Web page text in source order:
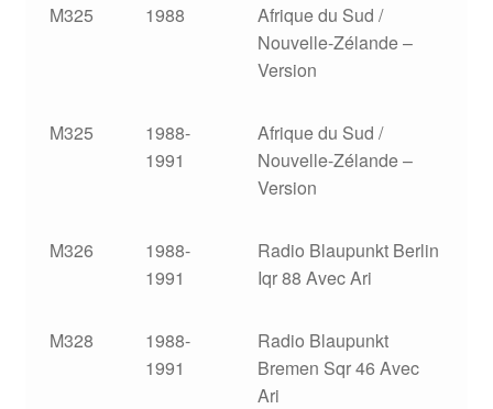
M325 1988
Afrique du Sud /
Nouvelle-Zélande –
Version
M325
1988-
1991
Afrique du Sud /
Nouvelle-Zélande –
Version
M326
1988-
1991
Radio Blaupunkt Berlin
Iqr 88 Avec Ari
M328
1988-
1991
Radio Blaupunkt
Bremen Sqr 46 Avec
Ari